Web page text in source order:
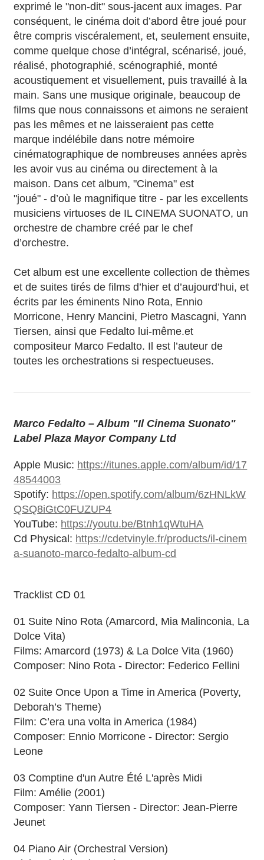
exprimé le "non-dit" sous-jacent aux images. Par
conséquent, le cinéma doit d’abord être joué pour
être compris viscéralement, et, seulement ensuite,
comme quelque chose d’intégral, scénarisé, joué,
réalisé, photographié, scénographié, monté
acoustiquement et visuellement, puis travaillé à la
main. Sans une musique originale, beaucoup de
films que nous connaissons et aimons ne seraient
pas les mêmes et ne laisseraient pas cette
marque indélébile dans notre mémoire
cinématographique de nombreuses années après
les avoir vus au cinéma ou directement à la
maison. Dans cet album, "Cinema" est
"joué" - d’où le magnifique titre - par les excellents
musiciens virtuoses de IL CINEMA SUONATO, un
orchestre de chambre créé par le chef
d’orchestre.
Cet album est une excellente collection de thèmes
et de suites tirés de films d’hier et d’aujourd’hui, et
écrits par les éminents Nino Rota, Ennio
Morricone, Henry Mancini, Pietro Mascagni, Yann
Tiersen, ainsi que Fedalto lui-même.et
compositeur Marco Fedalto. Il est l’auteur de
toutes les orchestrations si respectueuses.
Marco Fedalto – Album "Il Cinema Suonato"
Label Plaza Mayor Company Ltd
Apple Music: https://itunes.apple.com/album/id/17
48544003
Spotify: https://open.spotify.com/album/6zHNLkW
QSQ8iGtC0FUZUP4
YouTube: https://youtu.be/Btnh1qWtuHA
Cd Physical: https://cdetvinyle.fr/products/il-cinem
a-suanoto-marco-fedalto-album-cd
Tracklist CD 01
01 Suite Nino Rota (Amarcord, Mia Malinconia, La
Dolce Vita)
Films: Amarcord (1973) & La Dolce Vita (1960)
Composer: Nino Rota - Director: Federico Fellini
02 Suite Once Upon a Time in America (Poverty,
Deborah’s Theme)
Film: C’era una volta in America (1984)
Composer: Ennio Morricone - Director: Sergio
Leone
03 Comptine d'un Autre Été L'après Midi
Film: Amélie (2001)
Composer: Yann Tiersen - Director: Jean-Pierre
Jeunet
04 Piano Air (Orchestral Version)